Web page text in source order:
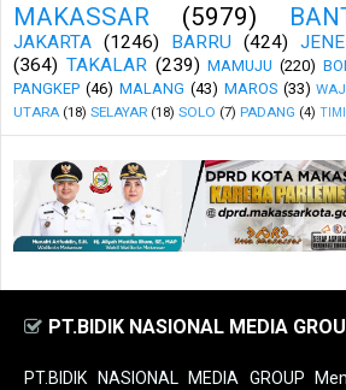
MAKASSAR (5979)
JAKARTA (1246) BARRU (424)
(364) TAKALAR (239) MAMUJU (220)
PANGKEP (46) MALANG (43) MAROS (33)
UTARA (18) SELAYAR (18) SOLO (7) PADANG (4)
PT.BIDIK NASIONAL MEDIA
PT.BIDIK NASIONAL MEDIA GROUP